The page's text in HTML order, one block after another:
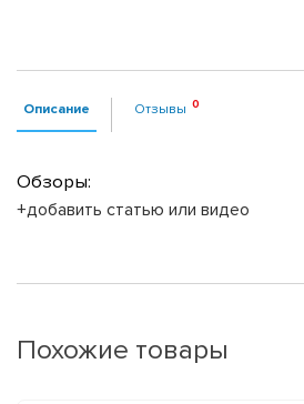
Описание Отзывы
Обзоры:
+добавить статью или видео
Похожие товары